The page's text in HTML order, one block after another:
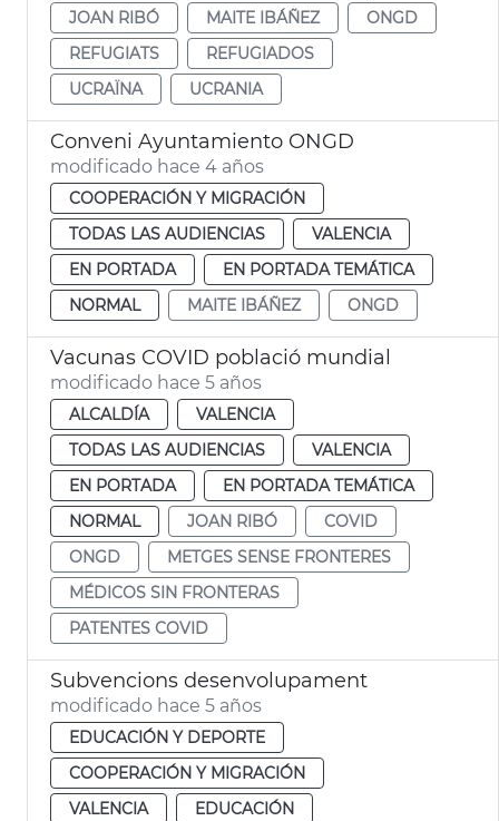
JOAN RIBÓ
MAITE IBÁÑEZ
ONGD
REFUGIATS
REFUGIADOS
UCRAÏNA
UCRANIA
Conveni Ayuntamiento ONGD
modificado hace 4 años
COOPERACIÓN Y MIGRACIÓN
TODAS LAS AUDIENCIAS
VALENCIA
EN PORTADA
EN PORTADA TEMÁTICA
NORMAL
MAITE IBÁÑEZ ONGD
Vacunas COVID població mundial
modificado hace 5 años
ALCALDÍA
VALENCIA
TODAS LAS AUDIENCIAS
VALENCIA
EN PORTADA
EN PORTADA TEMÁTICA
NORMAL
JOAN RIBÓ
COVID
ONGD
METGES SENSE FRONTERES
MÉDICOS SIN FRONTERAS
PATENTES COVID
Subvencions desenvolupament
modificado hace 5 años
EDUCACIÓN Y DEPORTE
COOPERACIÓN Y MIGRACIÓN
VALENCIA
EDUCACIÓN